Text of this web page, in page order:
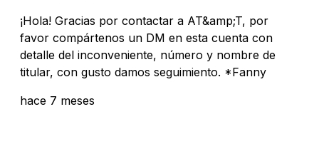
¡Hola! Gracias por contactar a AT&amp;T, por
favor compártenos un DM en esta cuenta con
detalle del inconveniente, número y nombre de
titular, con gusto damos seguimiento. *Fanny
hace 7 meses